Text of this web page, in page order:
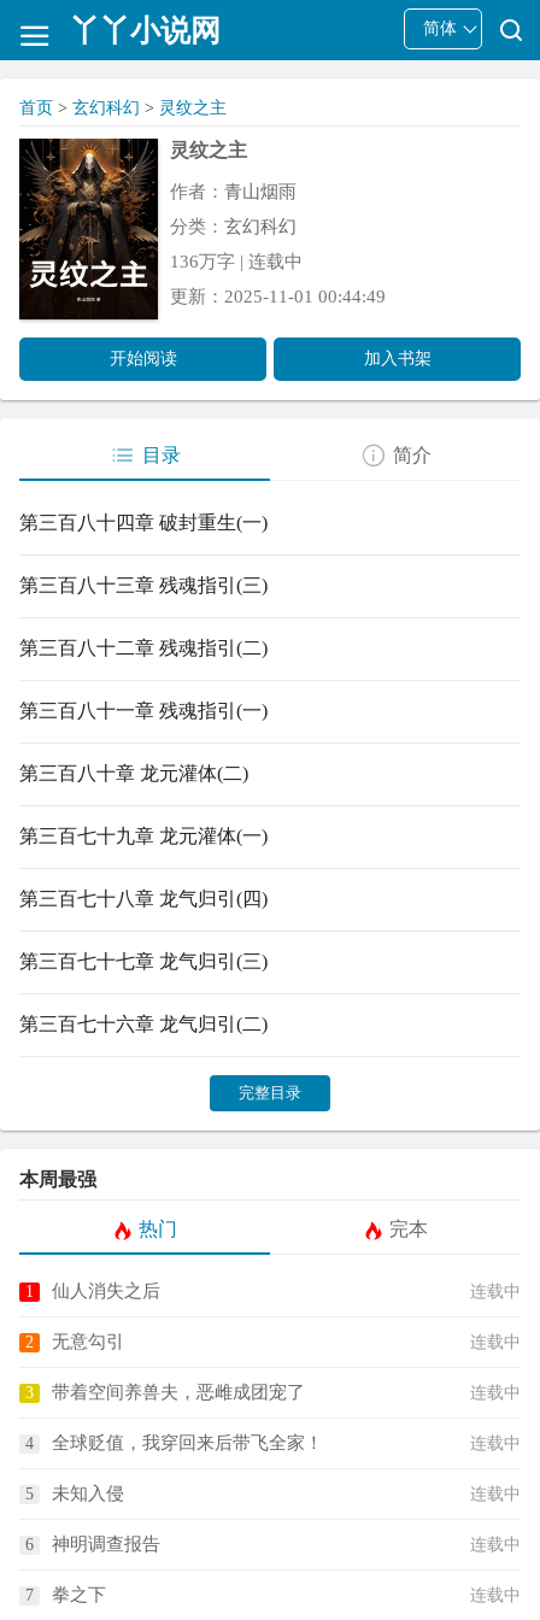
丫丫小说网 简体
首页 > 玄幻科幻 > 灵纹之主
灵纹之主
作者： 青山烟雨
分类： 玄幻科幻
136万字 | 连载中
更新：2025-11-01 00:44:49
开始阅读 加入书架
目录 简介
第三百八十四章 破封重生(一)
第三百八十三章 残魂指引(三)
第三百八十二章 残魂指引(二)
第三百八十一章 残魂指引(一)
第三百八十章 龙元灌体(二)
第三百七十九章 龙元灌体(一)
第三百七十八章 龙气归引(四)
第三百七十七章 龙气归引(三)
第三百七十六章 龙气归引(二)
完整目录
本周最强
热门 完本
仙人消失之后 连载中
无意勾引 连载中
带着空间养兽夫，恶雌成团宠了 连载中
全球贬值，我穿回来后带飞全家！ 连载中
未知入侵 连载中
神明调查报告 连载中
拳之下 连载中